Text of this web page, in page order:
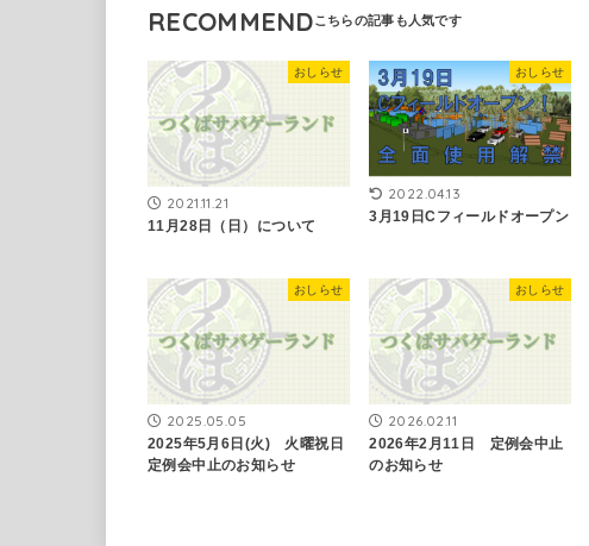
RECOMMEND
おしらせ
2021.11.21
11月28日（日）について
おしらせ
2022.04.13
3月19日Cフィールドオープン
おしらせ
2025.05.05
2025年5月6日(火) 火曜祝日
定例会中止のお知らせ
おしらせ
2026.02.11
2026年2月11日 定例会中止
のお知らせ